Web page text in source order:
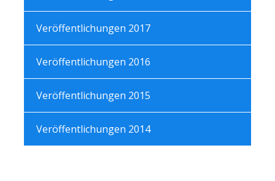
Veröffentlichungen 2017
Veröffentlichungen 2016
Veröffentlichungen 2015
Veröffentlichungen 2014